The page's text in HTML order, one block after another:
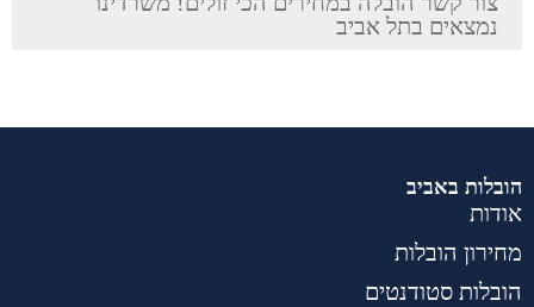
נמצאים בתל אביב
הובלות באביב
אודות
מחירון הובלות
הובלות סטודנטים